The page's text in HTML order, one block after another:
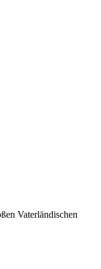
Vaterländischen